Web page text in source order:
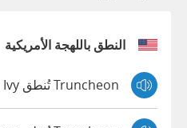
النطق باللهجة الأمريكية
Truncheon تُنطق Ivy